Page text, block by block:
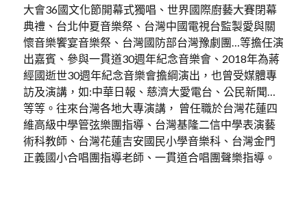
大會36國文化節開幕式獨唱、世界國際廚藝大賽閉幕
典禮、台北仲夏音樂祭、台灣中國電視台監製愛與關
懷音樂饗宴音樂祭、台灣國防部台灣豫劇團…等擔任演
出嘉賓、參與一貫道30週年紀念音樂會、2018年為蔣
經國逝世30週年紀念音樂會擔綱演出，也曾受媒體專
訪及演講，如:中華日報、慈濟大愛電台、公民新聞…
等等。往來台灣各地大專演講， 曾任職於台灣花蓮四
維高級中學管弦樂團指導、台灣基隆二信中學表演藝
術科教師、台灣花蓮吉安國民小學音樂科、台灣金門
正義國小合唱團指導老師、一貫道合唱團聲樂指導。